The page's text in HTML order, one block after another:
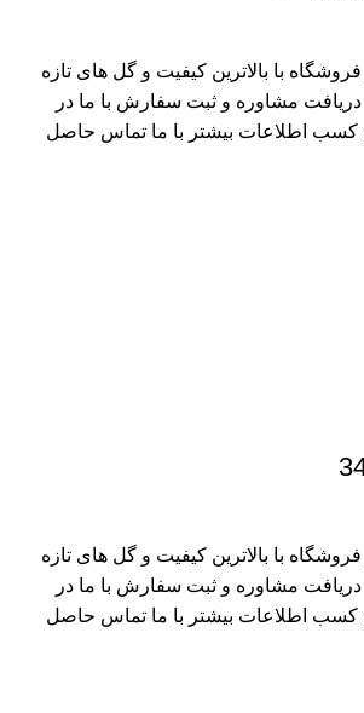
با بالاترین کیفیت و گل های تازه
دریافت مشاوره و ثبت سفارش با ما در
کسب اطلاعات بیشتر با ما تماس حاصل
با بالاترین کیفیت و گل های تازه
دریافت مشاوره و ثبت سفارش با ما در
کسب اطلاعات بیشتر با ما تماس حاصل